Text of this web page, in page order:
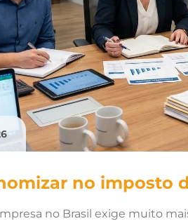
no imposto
no Brasil exige muito